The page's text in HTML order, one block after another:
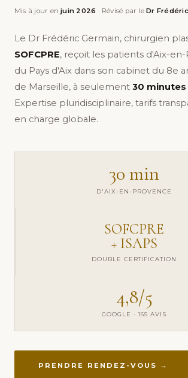
Mis à jour enjuin 2026 · Révisé par leDr
Le Dr Frédéric Germain, chirurgien
SOFCPRE, reçoit les patients d'Aix-
du Pays d'Aix dans son cabinet du 8e
de Marseille, à seulement 30 minutes
Expertise pluridisciplinaire, tarifs
en charge globale.
30 min
D'AIX-EN-PROVENCE
SOFCPRE
+ ISAPS
DOUBLE CERTIFICATION
4,8/5
GOOGLE · 165 AVIS
PRENDRE RENDEZ-VOUS →